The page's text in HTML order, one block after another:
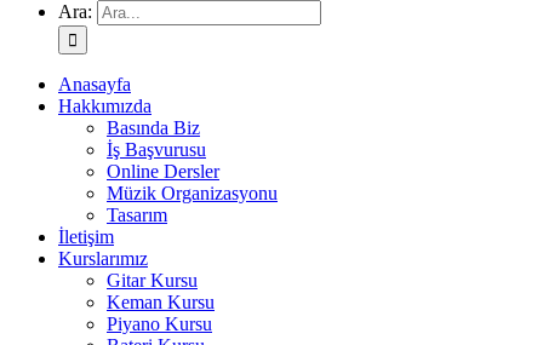
Ara:
Anasayfa
Hakkımızda
Basında Biz
İş Başvurusu
Online Dersler
Müzik Organizasyonu
Tasarım
İletişim
Kurslarımız
Gitar Kursu
Keman Kursu
Piyano Kursu